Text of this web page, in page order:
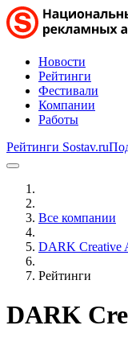
Новости
Рейтинги
Фестивали
Компании
Работы
Рейтинги Sostav.ru
Все компании
DARK Creative
Рейтинги
DARK